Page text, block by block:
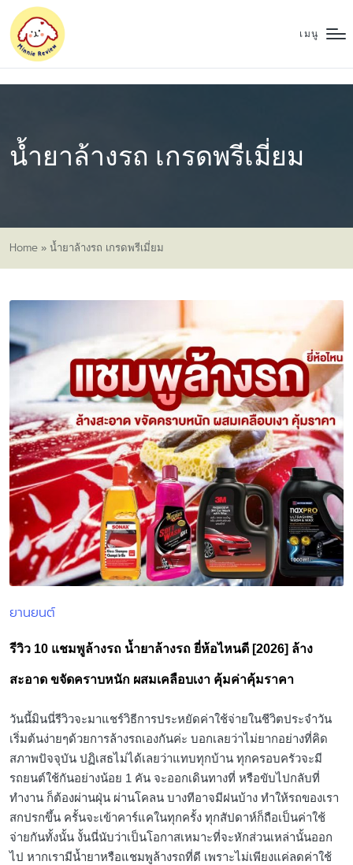
เมนู
น้ำยาล้างรถ เกรดพรีเมี่ยม
Home » น้ำยาล้างรถ เกรดพรีเมี่ยม
Posted
ยานยนต์
รีวิว 10 แชมพูล้างรถ น้ำยาล้างรถ ยี่ห้อไหนดี [2026] ล้าง
สะอาด ขจัดคราบหนัก ผสมเคลือบเงา คุ้มค่าคุ้มราคา
วันนี้มินนี่รีวิวจะมาแชร์วิธีการประหยัดค่าใช้จ่ายในชีวิตประจำวัน
เริ่มต้นง่ายๆด้วยการล้างรถเองกันค่ะ บอกเลยว่าไม่ยากอย่างที่คิด
สภาพปัจจุบัน ปฏิเสธไม่ได้เลยว่าแทบทุกบ้าน ทุกครอบครัวจะมี
รถยนต์ใช้กันอย่างน้อย 1 คัน จะออกเดินทางที่ หรือขับไปกลับที่
ทำงาน ก็ต้องผ่านฝุ่น ผ่านโคลน บางทีอาจมีฝนบ้าง ทำให้รถของเรา
สกปรกขึ้น ครั้นจะเข้าคาร์แคในทุกครั้ง ทุกสัปดาห์ก็ถือเป็นค่าใช้
จ่ายกันทั้งนั้น งั้นนี่นับว่าเป็นโอกาสเหมาะที่จะหักส่วนเหล่านั้นออก
ไป หากเรามีน้ำยาหรือแชมพูล้างรถที่ดี เพราะไม่เพียงแค่ลดค่าใช้